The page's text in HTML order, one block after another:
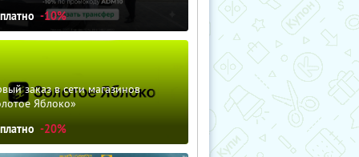
-10%
заказ в сети магазинов
Яблоко»
-20%